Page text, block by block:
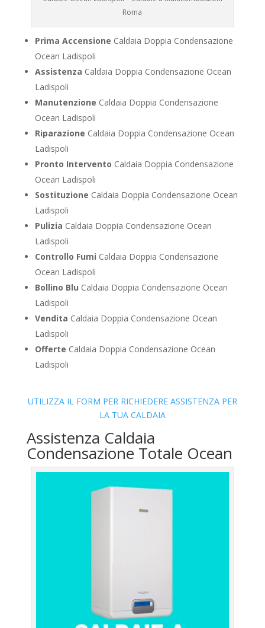
Roma
Prima Accensione Caldaia Doppia Condensazione
Ocean Ladispoli
Assistenza Caldaia Doppia Condensazione Ocean
Ladispoli
Manutenzione Caldaia Doppia Condensazione
Ocean Ladispoli
Riparazione Caldaia Doppia Condensazione Ocean
Ladispoli
Pronto Intervento Caldaia Doppia Condensazione
Ocean Ladispoli
Sostituzione Caldaia Doppia Condensazione Ocean
Ladispoli
Pulizia Caldaia Doppia Condensazione Ocean
Ladispoli
Controllo Fumi Caldaia Doppia Condensazione
Ocean Ladispoli
Bollino Blu Caldaia Doppia Condensazione Ocean
Ladispoli
Vendita Caldaia Doppia Condensazione Ocean
Ladispoli
Offerte Caldaia Doppia Condensazione Ocean
Ladispoli
UTILIZZA IL FORM PER RICHIEDERE ASSISTENZA PER
LA TUA CALDAIA
Assistenza Caldaia
Condensazione Totale Ocean